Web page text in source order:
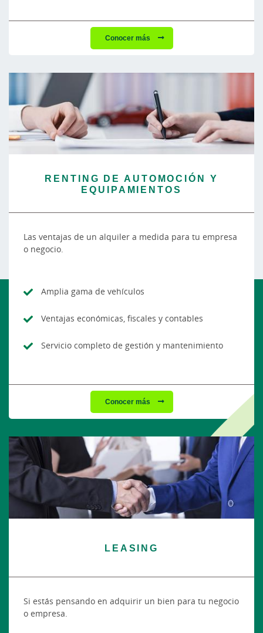
Conocer más
RENTING DE AUTOMOCIÓN Y
EQUIPAMIENTOS
Las ventajas de un alquiler a medida para tu empresa
o negocio.
Amplia gama de vehículos
Ventajas económicas, fiscales y contables
Servicio completo de gestión y mantenimiento
Conocer más
LEASING
Si estás pensando en adquirir un bien para tu negocio
o empresa.